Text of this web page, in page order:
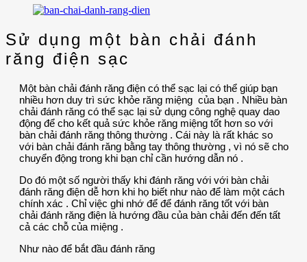
Sử dụng một bàn chải đánh
răng điện sạc
Một bàn chải đánh răng điện có thể sạc lại có thể giúp bạn
nhiều hơn duy trì sức khỏe răng miệng của bạn . Nhiều bàn
chải đánh răng có thể sạc lại sử dụng công nghệ quay dao
động để cho kết quả sức khỏe răng miệng tốt hơn so với
bàn chải đánh răng thông thường . Cái này là rất khác so
với bàn chải đánh răng bằng tay thông thường , vì nó sẽ cho
chuyển động trong khi bạn chỉ cần hướng dẫn nó .
Do đó một số người thấy khi đánh răng với với bàn chải
đánh răng điện dễ hơn khi họ biết như nào để làm một cách
chính xác . Chỉ việc ghi nhớ để để đánh răng tốt với bàn
chải đánh răng điện là hướng đầu của bàn chải đến đến tất
cả các chỗ của miệng .
Như nào để bắt đầu đánh răng